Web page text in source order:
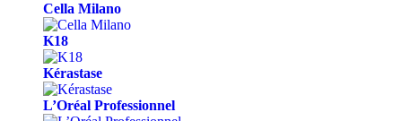
Cella Milano
K18
Kérastase
L’Oréal Professionnel